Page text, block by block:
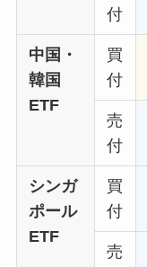
付
中国・
韓国
ETF
買
付
売
付
シンガ
ポール
ETF
買
付
売